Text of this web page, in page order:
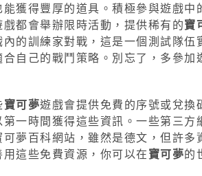
獲得豐厚的道具。積極參與遊戲
都會舉辦限時活動，提供稀有的寶
的訓練家對戰，這是一個測試隊
自己的戰鬥策略。別忘了，多參
寶可夢遊戲會提供免費的序號或兌
第一時間獲得這些資訊。一些第三
夢百科網站，雖然是德文，但許多
這些免費資源，你可以在寶可夢的